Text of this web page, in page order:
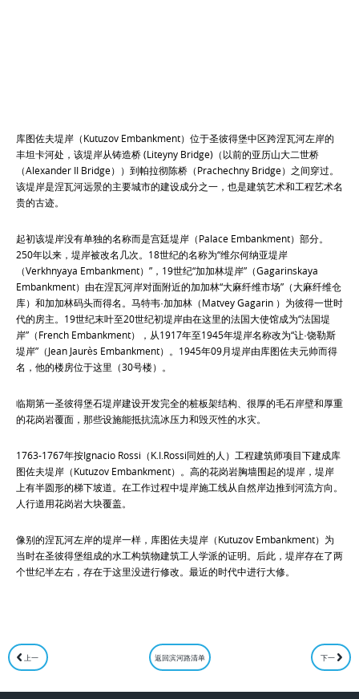
库图佐夫堤岸（Kutuzov Embankment）位于圣彼得堡中区跨涅瓦河左岸的
丰坦卡河处，该堤岸从铸造桥 (Liteyny Bridge)（以前的亚历山大二世桥
（Alexander II Bridge））到帕拉彻陈桥（Prachechny Bridge）之间穿过。
该堤岸是涅瓦河远景的主要城市的建设成分之一，也是建筑艺术和工程艺术名
贵的古迹。
起初该堤岸没有单独的名称而是宫廷堤岸（Palace Embankment）部分。
250年以来，堤岸被改名几次。18世纪的名称为“维尔何纳亚堤岸
（Verkhnyaya Embankment）”，19世纪“加加林堤岸”（Gagarinskaya
Embankment）由在涅瓦河岸对面附近的加加林“大麻纤维市场”（大麻纤维仓
库）和加加林码头而得名。马特韦·加加林（Matvey Gagarin ）为彼得一世时
代的房主。19世纪末叶至20世纪初堤岸由在这里的法国大使馆成为“法国堤
岸”（French Embankment），从1917年至1945年堤岸名称改为“让·饶勒斯
堤岸”（Jean Jaurès Embankment）。1945年09月堤岸由库图佐夫元帅而得
名，他的楼房位于这里（30号楼）。
临期第一圣彼得堡石堤岸建设开发完全的桩板架结构、很厚的毛石岸壁和厚重
的花岗岩覆面，那些设施能抵抗流冰压力和毁灭性的水灾。
1763-1767年按Ignacio Rossi（K.I.Rossi同姓的人）工程建筑师项目下建成库
图佐夫堤岸（Kutuzov Embankment）。高的花岗岩胸墙围起的堤岸，堤岸
上有半圆形的梯下坡道。在工作过程中堤岸施工线从自然岸边推到河流方向。
人行道用花岗岩大块覆盖。
像别的涅瓦河左岸的堤岸一样，库图佐夫堤岸（Kutuzov Embankment）为
当时在圣彼得堡组成的水工构筑物建筑工人学派的证明。后此，堤岸存在了两
个世纪半左右，存在于这里没进行修改。最近的时代中进行大修。
上一 返回滨河路清单 下一